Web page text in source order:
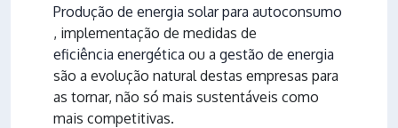
Produção de energia solar para autoconsumo
, implementação de medidas de
eficiência energética ou a gestão de energia
são a evolução natural destas empresas para
as tornar, não só mais sustentáveis como
mais competitivas.